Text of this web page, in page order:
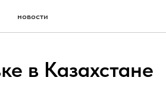
новости
в Казахстане